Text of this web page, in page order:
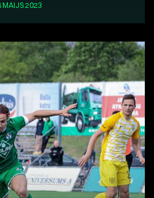
MAIJS 2023